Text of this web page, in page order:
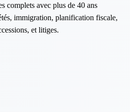
complets avec plus de 40 ans
immigration, planification fiscale,
et litiges.